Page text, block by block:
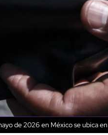
de 2026 en México se ubica